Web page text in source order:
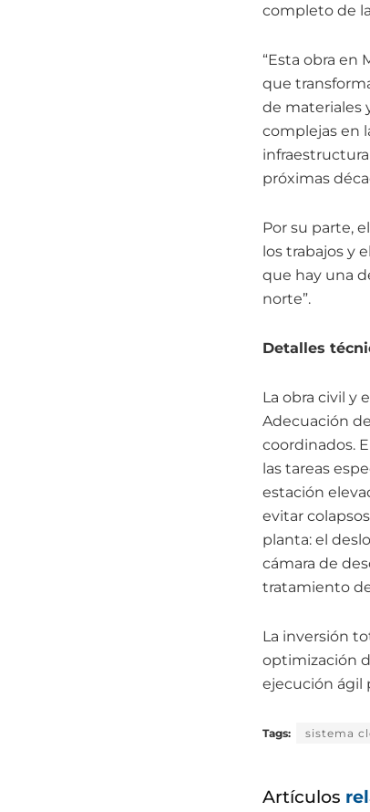
completo de
“Esta obra en
que
de materiales
complejas en
próximas
Por su parte,
los trabajos y
que hay una
norte”.
Detalles
La obra civil y
Adecuación
coordinados.
las tareas
estación
evitar
planta: el
cámara de
tratamiento
La inversión
optimización
ejecución ágil
Tags: sistema
Artículos